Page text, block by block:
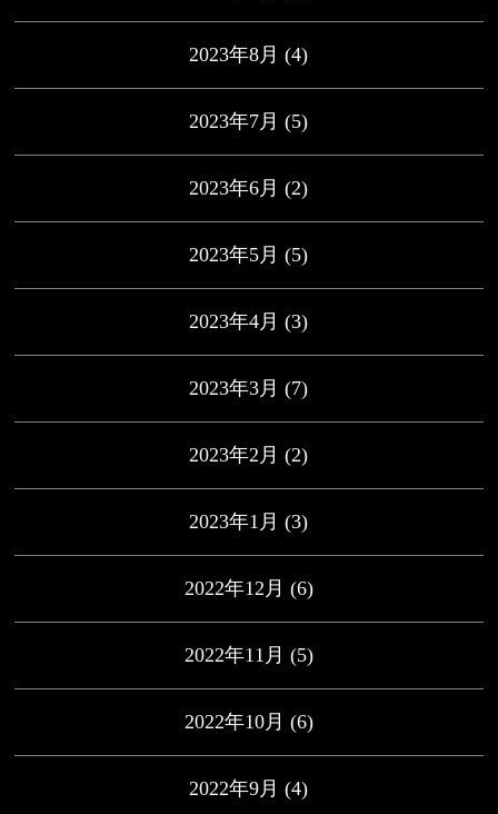
2023年8月 (4)
2023年7月 (5)
2023年6月 (2)
2023年5月 (5)
2023年4月 (3)
2023年3月 (7)
2023年2月 (2)
2023年1月 (3)
2022年12月 (6)
2022年11月 (5)
2022年10月 (6)
2022年9月 (4)